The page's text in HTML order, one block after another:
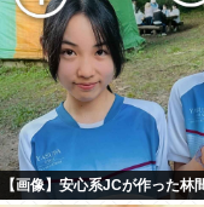
【画像】安心系JCが作った林